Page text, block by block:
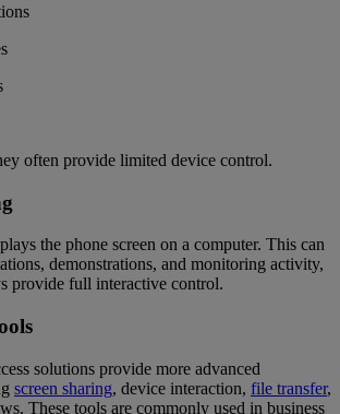
often provide limited device control.
the phone screen on a computer. This can
demonstrations, and monitoring activity,
provide full interactive control.
solutions provide more advanced
screen sharing, device interaction, file transfer,
These tools are commonly used in business